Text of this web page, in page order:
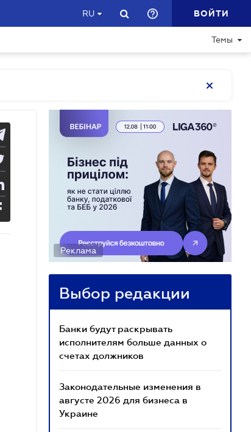
RU ВОЙТИ
Темы
Реклама
Выбор редакции
Банки будут раскрывать
исполнителям больше данных о
счетах должников
Законодательные изменения в
августе 2026 для бизнеса в
Украине